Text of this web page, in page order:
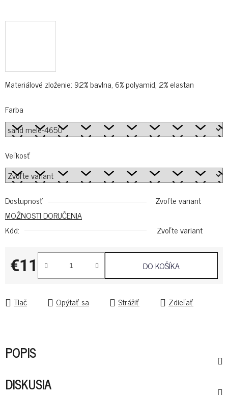
Materiálové zloženie: 92% bavlna, 6% polyamid, 2% elastan
Farba
Veľkosť
Dostupnosť
Zvoľte variant
MOŽNOSTI DORUČENIA
Kód:
Zvoľte variant
€11
Jednotková cena:
DO KOŠÍKA
Tlač Opýtať sa Strážiť Zdieľať
POPIS
DISKUSIA